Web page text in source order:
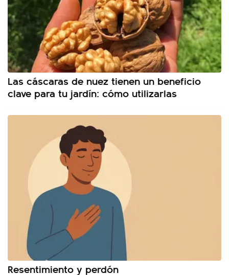
Las cáscaras de nuez tienen un beneficio
clave para tu jardín: cómo utilizarlas
Resentimiento y perdón